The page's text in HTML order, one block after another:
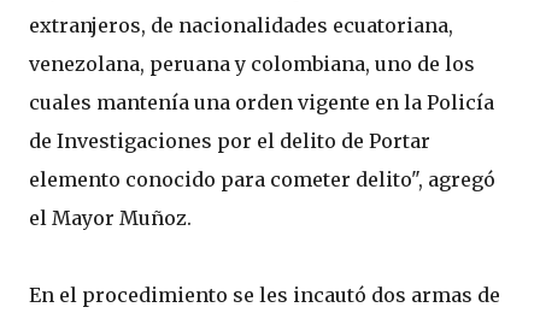
extranjeros, de nacionalidades ecuatoriana,
venezolana, peruana y colombiana, uno de los
cuales mantenía una orden vigente en la Policía
de Investigaciones por el delito de Portar
elemento conocido para cometer delito", agregó
el Mayor Muñoz.
En el procedimiento se les incautó dos armas de